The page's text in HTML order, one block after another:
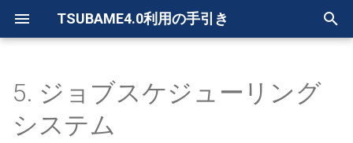
TSUBAME4.0利用の手引き
初
5.1. ジョブスケジューリング
システムの構成
5. ジョブスケジューリング
システム